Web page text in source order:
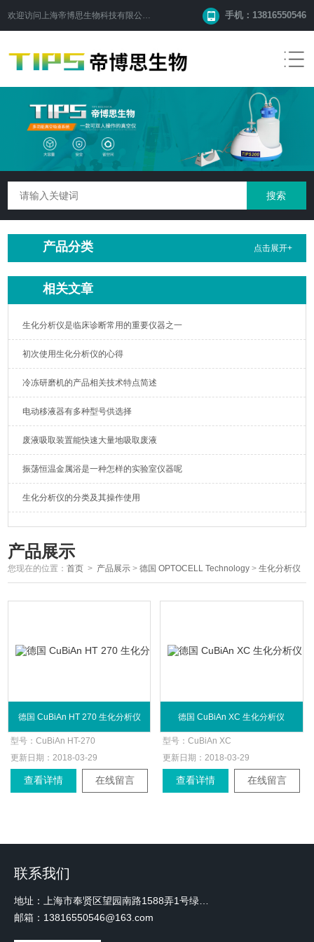
欢迎访问 上海帝博思生物科技有限公司 手机：13816550546
产品分类 点击展开+
相关文章
生化分析仪是临床诊断常用的重要仪器之一
初次使用生化分析仪的心得
冷冻研磨机的产品相关技术特点简述
电动移液器有多种型号供选择
废液吸取装置能快速大量地吸取废液
振荡恒温金属浴是一种怎样的实验室仪器呢
生化分析仪的分类及其操作使用
产品展示
您现在的位置：首页 > 产品展示 >德国 OPTOCELL Technology >生化分析仪
德国 CuBiAn HT 270 生化分析仪
型号：CuBiAn HT-270
更新日期： 2018-03-29
查看详情 在线留言
德国 CuBiAn XC 生化分析仪
型号：CuBiAn XC
更新日期： 2018-03-29
查看详情 在线留言
联系我们
邮箱：13816550546@163.com